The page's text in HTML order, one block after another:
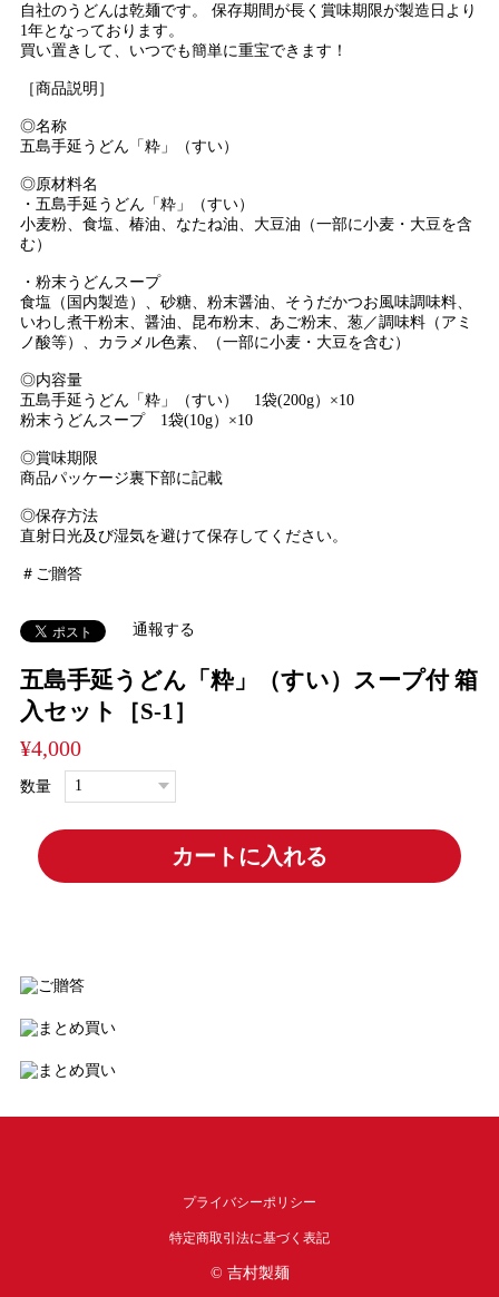
五島手延うどん「粋」（すい）スープ付 箱
入セット［S-1］
¥4,000
数量
カートに入れる
自社のうどんは乾麺です。 保存期間が長く賞味期限が製造日より
1年となっております。
買い置きして、いつでも簡単に重宝できます！
［商品説明］
◎名称
五島手延うどん「粋」（すい）
◎原材料名
・五島手延うどん「粋」（すい）
小麦粉、食塩、椿油、なたね油、大豆油（一部に小麦・大豆を含
む）
・粉末うどんスープ
食塩（国内製造）、砂糖、粉末醤油、そうだかつお風味調味料、
いわし煮干粉末、醤油、昆布粉末、あご粉末、葱／調味料（アミ
ノ酸等）、カラメル色素、（一部に小麦・大豆を含む）
◎内容量
五島手延うどん「粋」（すい） 1袋(200g）×10
粉末うどんスープ 1袋(10g）×10
◎賞味期限
商品パッケージ裏下部に記載
◎保存方法
直射日光及び湿気を避けて保存してください。
＃ご贈答
通報する
プライバシーポリシー
特定商取引法に基づく表記
© 吉村製麺